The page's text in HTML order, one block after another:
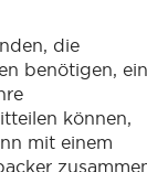
die
benötigen,
können,
mit einem